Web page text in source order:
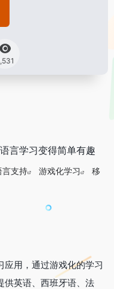
言学习变得简单有趣
言支持 游戏化学习
移
应用，通过游戏化的学习
供英语、西班牙语、法